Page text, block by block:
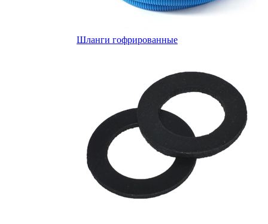
Шланги гофрированные